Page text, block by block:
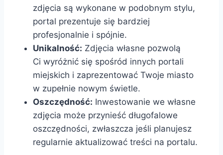
zdjęcia są wykonane w podobnym stylu,
portal prezentuje się bardziej
profesjonalnie i spójnie.
Unikalność: Zdjęcia własne pozwolą
Ci wyróżnić się spośród innych portali
miejskich i zaprezentować Twoje miasto
w zupełnie nowym świetle.
Oszczędność: Inwestowanie we własne
zdjęcia może przynieść długofalowe
oszczędności, zwłaszcza jeśli planujesz
regularnie aktualizować treści na portalu.